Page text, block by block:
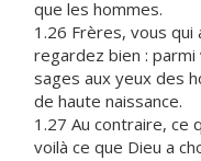
que les hommes.
1.26 Frères, vous
regardez bien : parmi
sages aux yeux des
de haute naissance.
1.27 Au contraire, ce
voilà ce que Dieu a